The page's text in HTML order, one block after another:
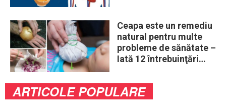
Ceapa este un remediu
natural pentru multe
probleme de sănătate –
Iată 12 întrebuinţări
ARTICOLE POPULARE